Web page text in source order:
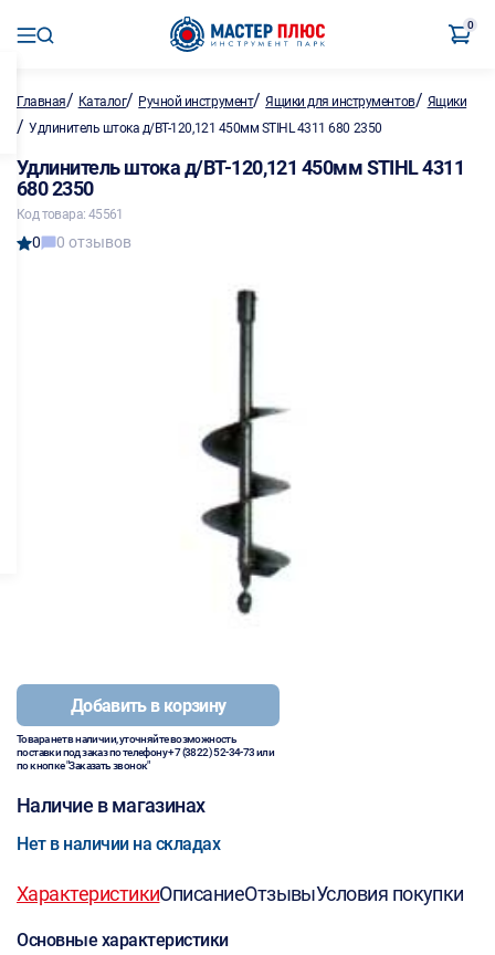
0
Главная/ Каталог/ Ручной инструмент/Ящики для инструментов/ Ящики
/ Удлинитель штока д/ВТ-120,121 450мм STIHL 4311 680 2350
Удлинитель штока д/ВТ-120,121 450мм STIHL 4311
680 2350
Код товара: 45561
0 0 отзывов
Добавить в корзину
Товара нет в наличии, уточняйте возможность
поставки под заказ по телефону+7 (3822) 52-34-73или
по кнопке "Заказать звонок"
Наличие в магазинах
Нет в наличии на складах
ХарактеристикиОписаниеОтзывыУсловия покупки
Основные характеристики